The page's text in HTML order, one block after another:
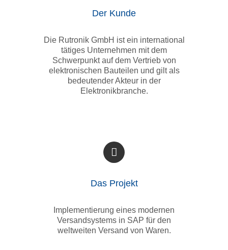
Der Kunde
Die Rutronik GmbH ist ein international
tätiges Unternehmen mit dem
Schwerpunkt auf dem Vertrieb von
elektronischen Bauteilen und gilt als
bedeutender Akteur in der
Elektronikbranche.
Das Projekt
Implementierung eines modernen
Versandsystems in SAP für den
weltweiten Versand von Waren.